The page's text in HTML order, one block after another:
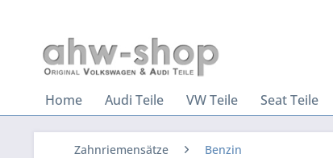
Home Audi Teile VW Teile Seat Teile
Zahnriemensätze Benzin